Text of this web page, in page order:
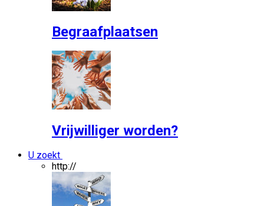
Begraafplaatsen
Vrijwilliger worden?
U zoekt
http://